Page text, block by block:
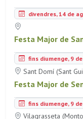
divendres, 14 de
Festa Major de
fins diumenge, 9
Sant Domí (Sant
Festa Major de
fins diumenge, 9
Vilagrasseta